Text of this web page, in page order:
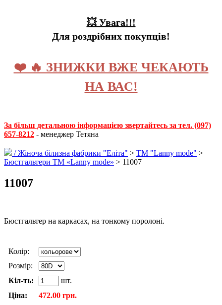
💥 Увага!!!
Для роздрібних покупців!
❤️ 🔥 ЗНИЖКИ ВЖЕ ЧЕКАЮТЬ
НА ВАС!
За більш детальною інформацією звертайтесь за тел. (097)
657-8212 - менеджер Тетяна
/Жіноча білизна фабрики "Еліта" > ТМ "Lanny mode" >
Бюстгальтери TМ «Lanny mode» > 11007
11007
Бюстгальтер на каркасах, на тонкому поролоні.
Колір:
Розмір:
Кіл-ть:
шт.
Ціна:
472.00 грн.